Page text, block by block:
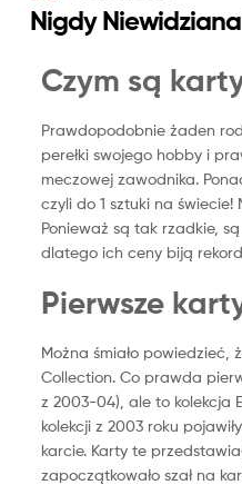
Nigdy
Czym są
Prawdopodobnie żaden
perełki swojego hobby i
meczowej zawodnika.
czyli do 1 sztuki na
Ponieważ są tak rzadkie,
dlatego ich ceny biją
Pierwsze
Można śmiało powiedzieć,
Collection. Co prawda
z 2003-04), ale to kolekcja
kolekcji z 2003 roku
karcie. Karty te
zapoczątkowało szał na